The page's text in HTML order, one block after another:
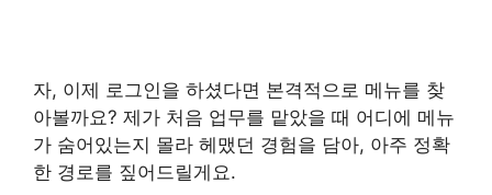
자, 이제 로그인을 하셨다면 본격적으로 메뉴를 찾
아볼까요? 제가 처음 업무를 맡았을 때 어디에 메뉴
가 숨어있는지 몰라 헤맸던 경험을 담아, 아주 정확
한 경로를 짚어드릴게요.